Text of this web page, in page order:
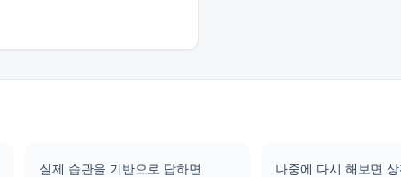
실제 습관을 기반으로 답하면
나중에 다시 해보면 상